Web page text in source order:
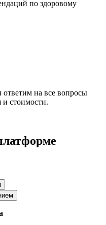
по здоровому
ответим на все вопросы
и стоимости.